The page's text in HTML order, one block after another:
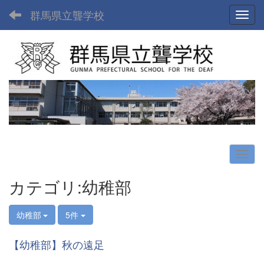
群馬県立聾学校
カテゴリ:幼稚部
幼稚部 5件
【幼稚部】秋の遠足